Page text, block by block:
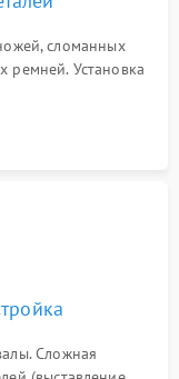
сломанных
ремней. Установка
и цепях
Сложная